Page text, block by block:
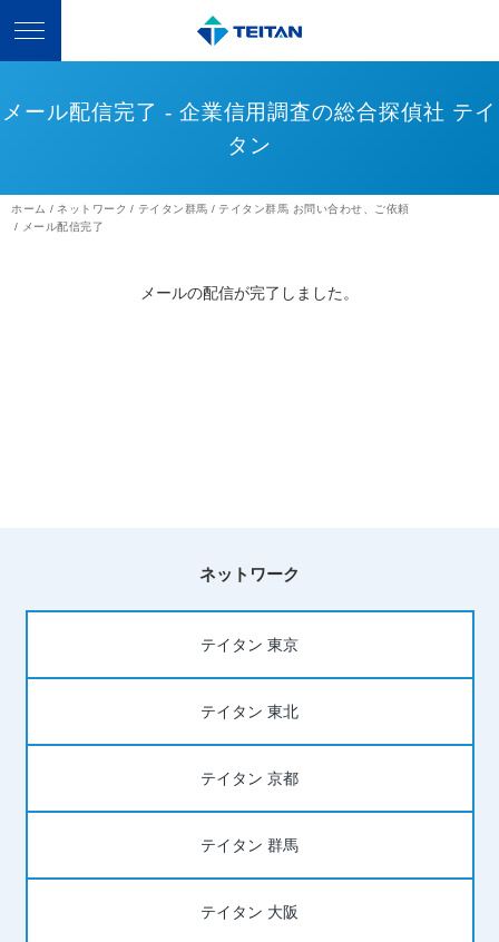
メール配信完了 - 企業信用調査の総合探偵社 テイ
タン
ホーム ネットワーク テイタン群馬
テイタン群馬 お問い合わせ、ご依頼
メール配信完了
メールの配信が完了しました。
ネットワーク
テイタン 東京
テイタン 東北
テイタン 京都
テイタン 群馬
テイタン 大阪